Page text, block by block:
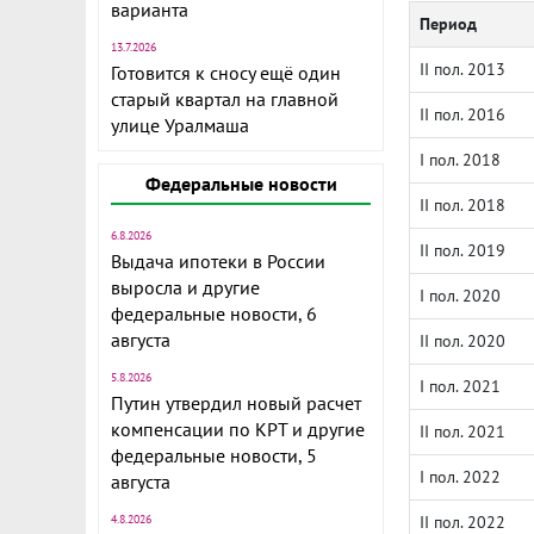
варианта
13.7.2026
Готовится к сносу ещё один
старый квартал на главной
улице Уралмаша
Федеральные новости
6.8.2026
Выдача ипотеки в России
выросла и другие
федеральные новости, 6
августа
5.8.2026
Путин утвердил новый расчет
компенсации по КРТ и другие
федеральные новости, 5
августа
4.8.2026
Период
II пол. 2013
II пол. 2016
I пол. 2018
II пол. 2018
II пол. 2019
I пол. 2020
II пол. 2020
I пол. 2021
II пол. 2021
I пол. 2022
II пол. 2022